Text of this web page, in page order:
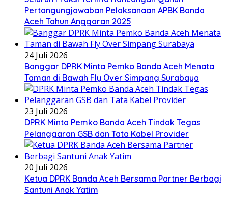
Pertangungjawaban Pelaksanaan APBK Banda
Aceh Tahun Anggaran 2025
24 Juli 2026
Banggar DPRK Minta Pemko Banda Aceh Menata
Taman di Bawah Fly Over Simpang Surabaya
23 Juli 2026
DPRK Minta Pemko Banda Aceh Tindak Tegas
Pelanggaran GSB dan Tata Kabel Provider
20 Juli 2026
Ketua DPRK Banda Aceh Bersama Partner Berbagi
Santuni Anak Yatim